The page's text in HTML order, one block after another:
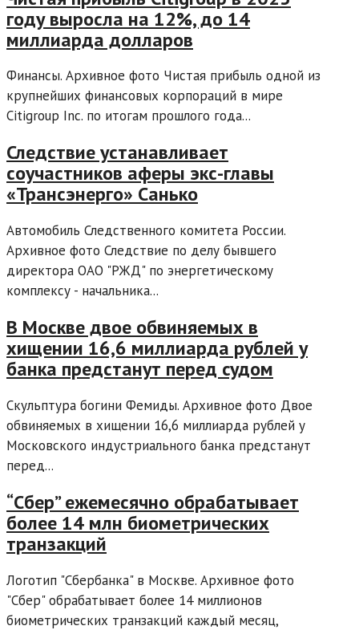
году выросла на 12%, до 14
миллиарда долларов
Финансы. Архивное фото Чистая прибыль одной из
крупнейших финансовых корпораций в мире
Citigroup Inc. по итогам прошлого года...
Следствие устанавливает
соучастников аферы экс-главы
«Трансэнерго» Санько
Автомобиль Следственного комитета России.
Архивное фото Следствие по делу бывшего
директора ОАО "РЖД" по энергетическому
комплексу - начальника...
В Москве двое обвиняемых в
хищении 16,6 миллиарда рублей у
банка предстанут перед судом
Скульптура богини Фемиды. Архивное фото Двое
обвиняемых в хищении 16,6 миллиарда рублей у
Московского индустриального банка предстанут
перед...
“Сбер” ежемесячно обрабатывает
более 14 млн биометрических
транзакций
Логотип "Сбербанка" в Москве. Архивное фото
"Сбер" обрабатывает более 14 миллионов
биометрических транзакций каждый месяц,